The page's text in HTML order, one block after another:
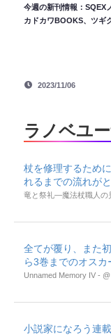
今週の新刊情報：SQEX
カドカワBOOKS、ツギ
2023/11/06
ラノベユ
杖を修理するため
れるまでの流れがと
竜と祭礼―魔法杖職人の
全てが覆り、また
ら3巻までのオスカ
Unnamed Memory IV -
小説家になろう連